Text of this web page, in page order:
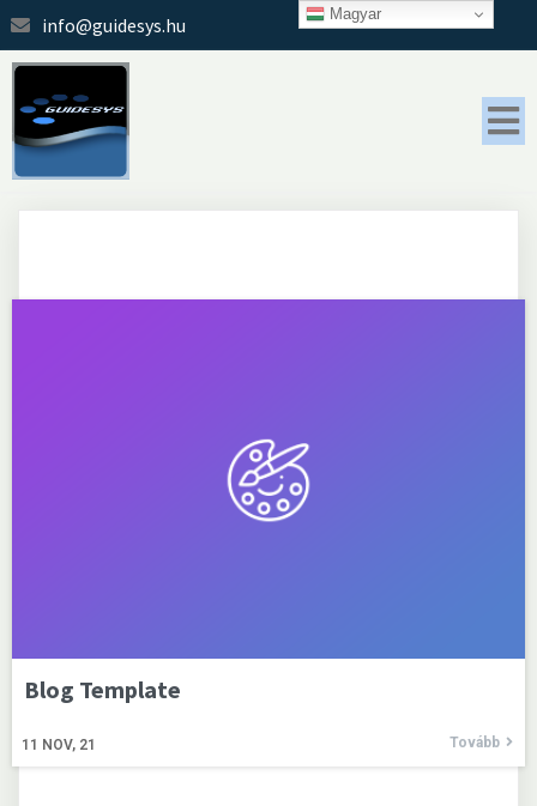
info@guidesys.hu
Blog Template
11 NOV, 21 Tovább
Magyar